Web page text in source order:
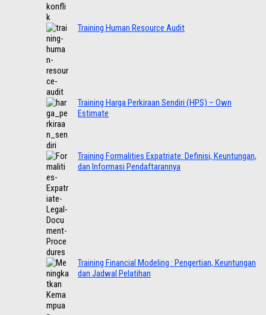
Training Human Resource Audit
Training Harga Perkiraan Sendiri (HPS) – Own
Estimate
Training Formalities Expatriate: Definisi, Keuntungan,
dan Informasi Pendaftarannya
Training Financial Modeling : Pengertian, Keuntungan
dan Jadwal Pelatihan